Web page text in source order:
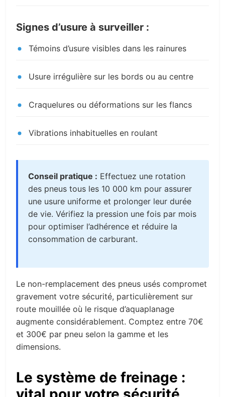
Signes d’usure à surveiller :
Témoins d’usure visibles dans les rainures
Usure irrégulière sur les bords ou au centre
Craquelures ou déformations sur les flancs
Vibrations inhabituelles en roulant
Conseil pratique : Effectuez une rotation
des pneus tous les 10 000 km pour assurer
une usure uniforme et prolonger leur durée
de vie. Vérifiez la pression une fois par mois
pour optimiser l’adhérence et réduire la
consommation de carburant.
Le non-remplacement des pneus usés compromet
gravement votre sécurité, particulièrement sur
route mouillée où le risque d’aquaplanage
augmente considérablement. Comptez entre 70€
et 300€ par pneu selon la gamme et les
dimensions.
Le système de freinage :